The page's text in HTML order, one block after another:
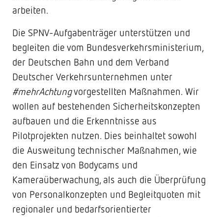
arbeiten.
Die SPNV-Aufgabenträger unterstützen und
begleiten die vom Bundesverkehrsministerium,
der Deutschen Bahn und dem Verband
Deutscher Verkehrsunternehmen unter
#mehrAchtungvorgestellten Maßnahmen. Wir
wollen auf bestehenden Sicherheitskonzepten
aufbauen und die Erkenntnisse aus
Pilotprojekten nutzen. Dies beinhaltet sowohl
die Ausweitung technischer Maßnahmen, wie
den Einsatz von Bodycams und
Kameraüberwachung, als auch die Überprüfung
von Personalkonzepten und Begleitquoten mit
regionaler und bedarfsorientierter